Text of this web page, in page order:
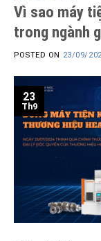
Vì sao máy
trong ngành
POSTED ON 23/09/
23
Th9